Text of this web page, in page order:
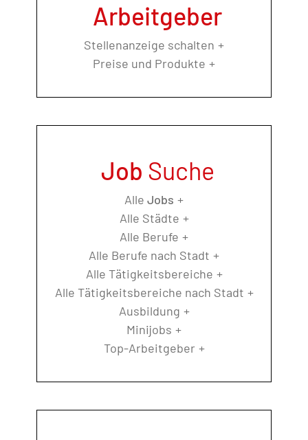
Arbeitgeber
Stellenanzeige schalten
Preise und Produkte
Job Suche
Alle Jobs
Alle Städte
Alle Berufe
Alle Berufe nach Stadt
Alle Tätigkeitsbereiche
Alle Tätigkeitsbereiche nach Stadt
Ausbildung
Minijobs
Top-Arbeitgeber